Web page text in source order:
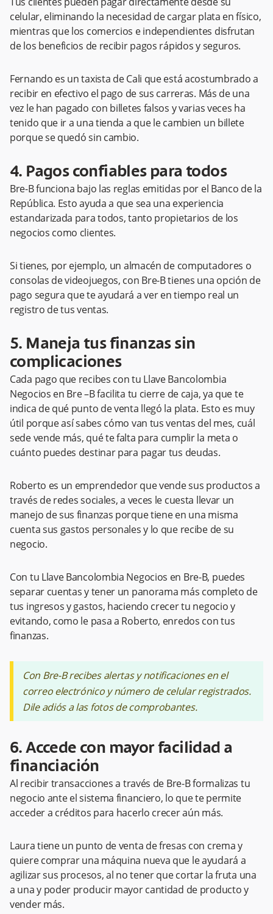
celular, eliminando la necesidad de cargar plata en físico,
mientras que los comercios e independientes disfrutan
de los beneficios de recibir pagos rápidos y seguros.
Fernando es un taxista de Cali que está acostumbrado a
recibir en efectivo el pago de sus carreras. Más de una
vez le han pagado con billetes falsos y varias veces ha
tenido que ir a una tienda a que le cambien un billete
porque se quedó sin cambio.
4. Pagos confiables para todos
Bre-B funciona bajo las reglas emitidas por el Banco de la
República. Esto ayuda a que sea una experiencia
estandarizada para todos, tanto propietarios de los
negocios como clientes.
Si tienes, por ejemplo, un almacén de computadores o
consolas de videojuegos, con Bre-B tienes una opción de
pago segura que te ayudará a ver en tiempo real un
registro de tus ventas.
5. Maneja tus finanzas sin
complicaciones
Cada pago que recibes con tu Llave Bancolombia
Negocios en Bre –B facilita tu cierre de caja, ya que te
indica de qué punto de venta llegó la plata. Esto es muy
útil porque así sabes cómo van tus ventas del mes, cuál
sede vende más, qué te falta para cumplir la meta o
cuánto puedes destinar para pagar tus deudas.
Roberto es un emprendedor que vende sus productos a
través de redes sociales, a veces le cuesta llevar un
manejo de sus finanzas porque tiene en una misma
cuenta sus gastos personales y lo que recibe de su
negocio.
Con tu Llave Bancolombia Negocios en Bre-B, puedes
separar cuentas y tener un panorama más completo de
tus ingresos y gastos, haciendo crecer tu negocio y
evitando, como le pasa a Roberto, enredos con tus
finanzas.
Con Bre-B recibes alertas y notificaciones en el
correo electrónico y número de celular registrados.
Dile adiós a las fotos de comprobantes.
6. Accede con mayor facilidad a
financiación
Al recibir transacciones a través de Bre-B formalizas tu
negocio ante el sistema financiero, lo que te permite
acceder a créditos para hacerlo crecer aún más.
Laura tiene un punto de venta de fresas con crema y
quiere comprar una máquina nueva que le ayudará a
agilizar sus procesos, al no tener que cortar la fruta una
a una y poder producir mayor cantidad de producto y
vender más.